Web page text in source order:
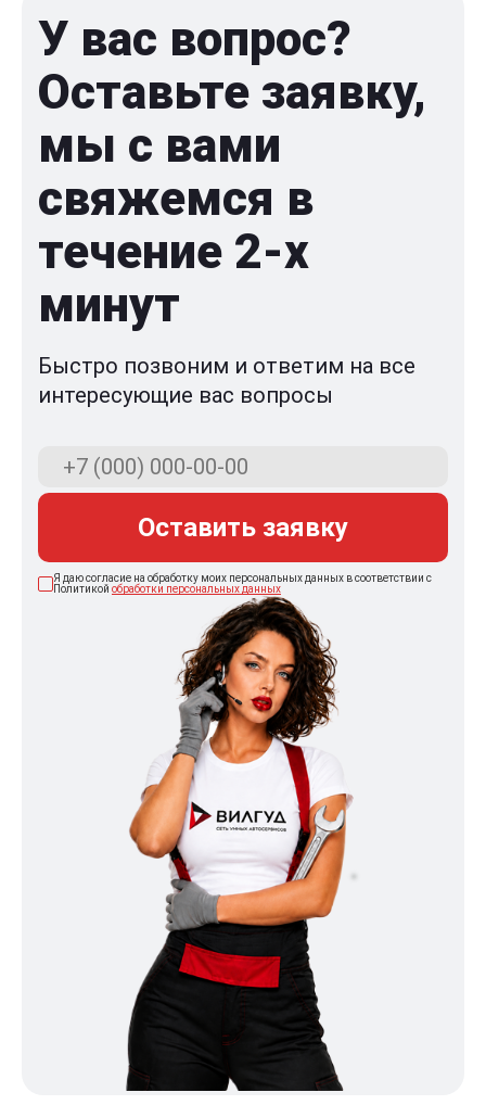
У вас вопрос?
Оставьте заявку,
мы с вами
свяжемся в
течение 2-x
минут
Быстро позвоним и ответим на все
интересующие вас вопросы
Оставить заявку
Я даю согласие на обработку моих персональных данных в соответствии с
Политикой обработки персональных данных